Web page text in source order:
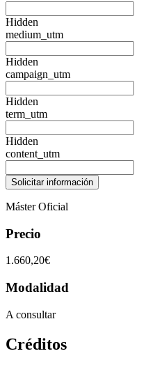
Hidden
medium_utm
Hidden
campaign_utm
Hidden
term_utm
Hidden
content_utm
Máster Oficial
Precio
1.660,20€
Modalidad
A consultar
Créditos